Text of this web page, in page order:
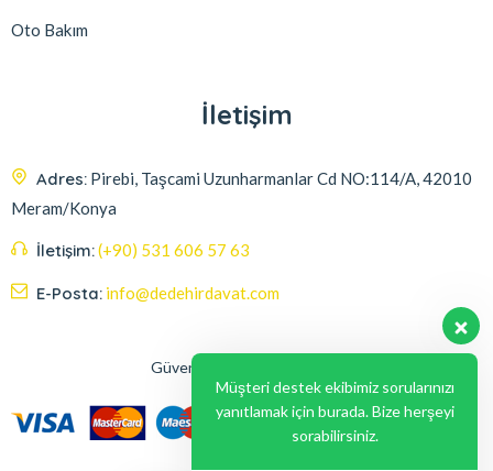
Oto Bakım
İletişim
Adres: Pirebi, Taşcami Uzunharmanlar Cd NO:114/A, 42010
Meram/Konya
İletişim:(+90) 531 606 57 63
E-Posta: info@dedehirdavat.com
Güvenli Ödeme Seçenekleri
Müşteri destek ekibimiz sorularınızı
yanıtlamak için burada. Bize herşeyi
sorabilirsiniz.